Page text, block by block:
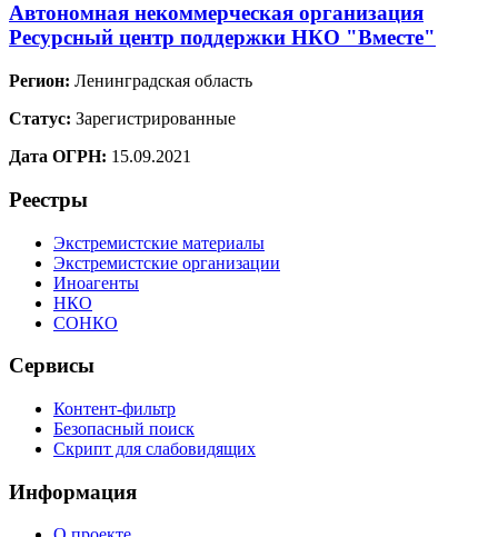
Автономная некоммерческая организация
Ресурсный центр поддержки НКО "Вместе"
Регион: Ленинградская область
Статус: Зарегистрированные
Дата ОГРН: 15.09.2021
Реестры
Экстремистские материалы
Экстремистские организации
Иноагенты
НКО
СОНКО
Сервисы
Контент-фильтр
Безопасный поиск
Скрипт для слабовидящих
Информация